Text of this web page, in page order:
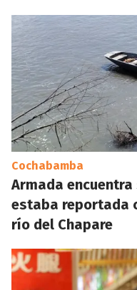
Cochabamba
Armada
estaba reportada
río del Chapare